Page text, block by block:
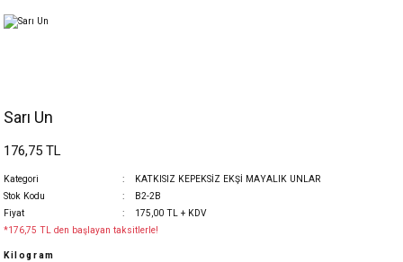
Sarı Un
176,75 TL
Kategori
KATKISIZ KEPEKSİZ EKŞİ MAYALIK UNLAR
Stok Kodu
B2-2B
Fiyat
175,00 TL + KDV
*176,75 TL den başlayan taksitlerle!
Kilogram